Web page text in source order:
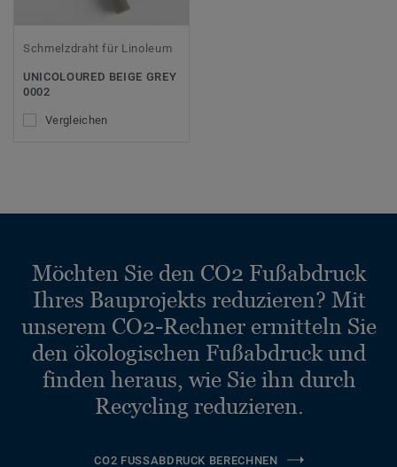
Schmelzdraht für Linoleum
UNICOLOURED BEIGE GREY
0002
Vergleichen
Möchten Sie den CO2 Fußabdruck
Ihres Bauprojekts reduzieren? Mit
unserem CO2-Rechner ermitteln Sie
den ökologischen Fußabdruck und
finden heraus, wie Sie ihn durch
Recycling reduzieren.
CO2 FUSSABDRUCK BERECHNEN